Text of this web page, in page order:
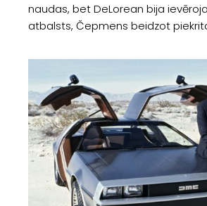
naudas, bet DeLorean bija
atbalsts, Čepmens beidzot